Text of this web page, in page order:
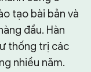
tạo bài bản và
đầu. Hàn
thống trị các
nhiều năm.